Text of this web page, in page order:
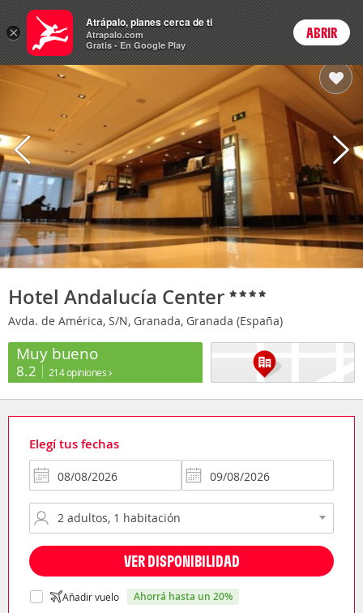
Hoteles Precios en
ARSCambiar moneda
Login
Hotel Andalucía Center
Avda. de América, S/N, Granada, Granada (España)
Muy bueno
8.2 214 opiniones
Elegí tus fechas
VER DISPONIBILIDAD
Añadir vuelo ahorrá hasta un 20%
×
Atrápalo, planes cerca de ti
Atrapalo.com
Gratis - En Google Play
ABRIR